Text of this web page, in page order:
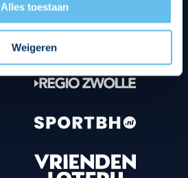
Alles toestaan
Weigeren